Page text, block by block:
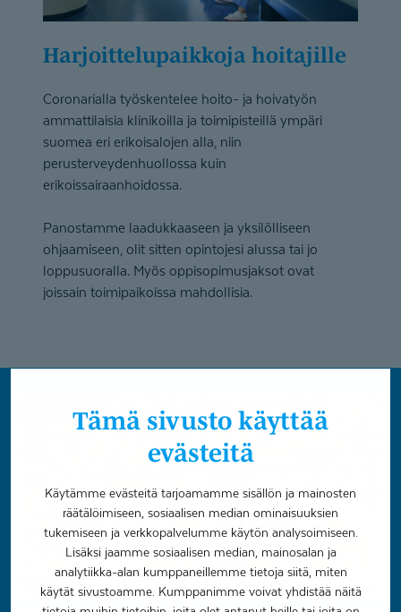
Tämä sivusto käyttää
evästeitä
Käytämme evästeitä tarjoamamme sisällön ja mainosten
räätälöimiseen, sosiaalisen median ominaisuuksien
tukemiseen ja verkkopalvelumme käytön analysoimiseen.
Lisäksi jaamme sosiaalisen median, mainosalan ja
analytiikka-alan kumppaneillemme tietoja siitä, miten
käytät sivustoamme. Kumppanimme voivat yhdistää näitä
Harjoitte­lu­paikkoja hoitajille
Coronarialla työskentelee hoito- ja hoivatyön
ammattilaisia klinikoilla ja toimipisteillä ympäri
suomea eri erikoisalojen alla, niin
perusterveydenhuollossa kuin
erikoissairaanhoidossa.
Panostamme laadukkaaseen ja yksilölliseen
ohjaamiseen, olit sitten opintojesi alussa tai jo
loppusuoralla. Myös oppisopimusjaksot ovat
joissain toimipaikoissa mahdollisia.